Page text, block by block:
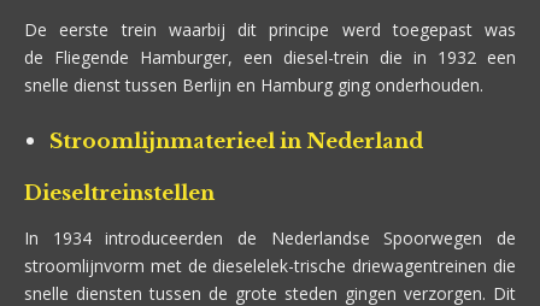
De eerste trein waarbij dit principe werd toegepast was
de Fliegende Hamburger, een diesel-trein die in 1932 een
snelle dienst tussen Berlijn en Hamburg ging onderhouden.
Stroomlijnmaterieel in Nederland
Dieseltreinstellen
In 1934 introduceerden de Nederlandse Spoorwegen de
stroomlijnvorm met de dieselelek-trische driewagentreinen die
snelle diensten tussen de grote steden gingen verzorgen. Dit